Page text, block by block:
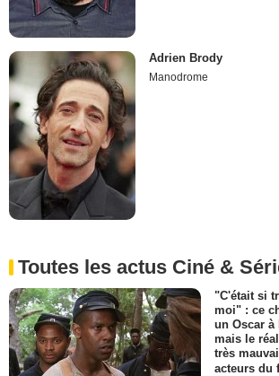
Adrien Brody
Manodrome
Toutes les actus Ciné &
"C'était si
moi" : ce
un Oscar à
mais le
très
acteurs du